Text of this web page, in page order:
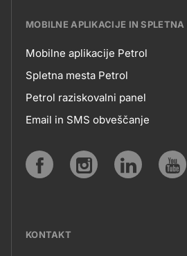
MOBILNE APLIKACIJE IN SPLETNA
MOBILNE
APLIKACIJE
SPLETNA
Mobilne aplikacije Petrol
Spletna mesta Petrol
Petrol raziskovalni panel
Email in SMS obveščanje
KONTAKT